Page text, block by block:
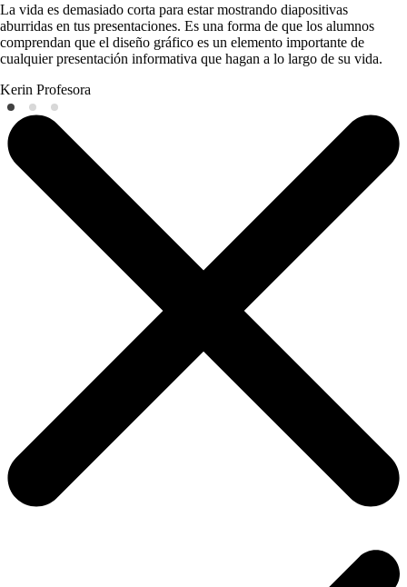
La vida es demasiado corta para estar mostrando diapositivas
aburridas en tus presentaciones. Es una forma de que los alumnos
comprendan que el diseño gráfico es un elemento importante de
cualquier presentación informativa que hagan a lo largo de su vida.
Kerin Profesora